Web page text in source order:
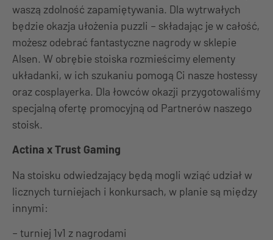
waszą zdolność zapamiętywania. Dla wytrwałych
będzie okazja ułożenia puzzli – składając je w całość,
możesz odebrać fantastyczne nagrody w sklepie
Alsen. W obrębie stoiska rozmieścimy elementy
układanki, w ich szukaniu pomogą Ci nasze hostessy
oraz cosplayerka. Dla łowców okazji przygotowaliśmy
specjalną ofertę promocyjną od Partnerów naszego
stoisk.
Actina x Trust Gaming
Na stoisku odwiedzający będą mogli wziąć udział w
licznych turniejach i konkursach, w planie są między
innymi:
– turniej 1v1 z nagrodami